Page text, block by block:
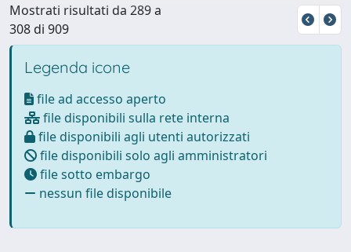
Mostrati risultati da 289 a
308 di 909
Legenda icone
file ad accesso aperto
file disponibili sulla rete interna
file disponibili agli utenti autorizzati
file disponibili solo agli amministratori
file sotto embargo
nessun file disponibile